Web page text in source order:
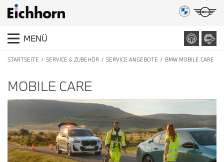
MENÜ
STARTSEITE SERVICE & ZUBEHÖR SERVICE ANGEBOTE BMW MOBILE CARE
MOBILE CARE